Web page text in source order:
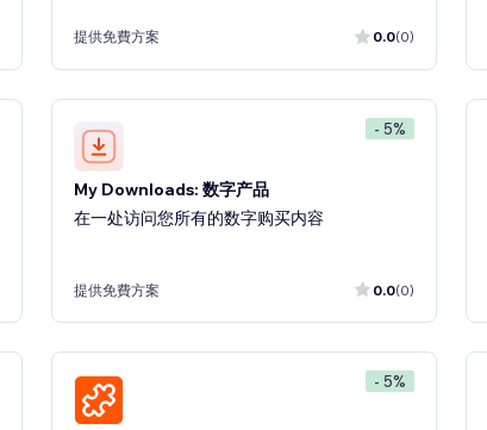
提供免費方案 0.0(0)
- 5%
My Downloads: 数字产品
在一处访问您所有的数字购买内容
提供免費方案 0.0(0)
- 5%